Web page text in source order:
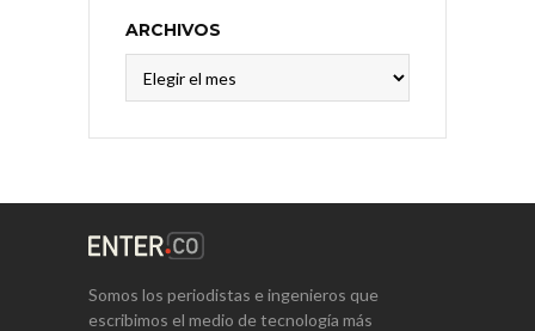
ARCHIVOS
Somos los periodistas e ingenieros que
escribimos el medio de tecnología más